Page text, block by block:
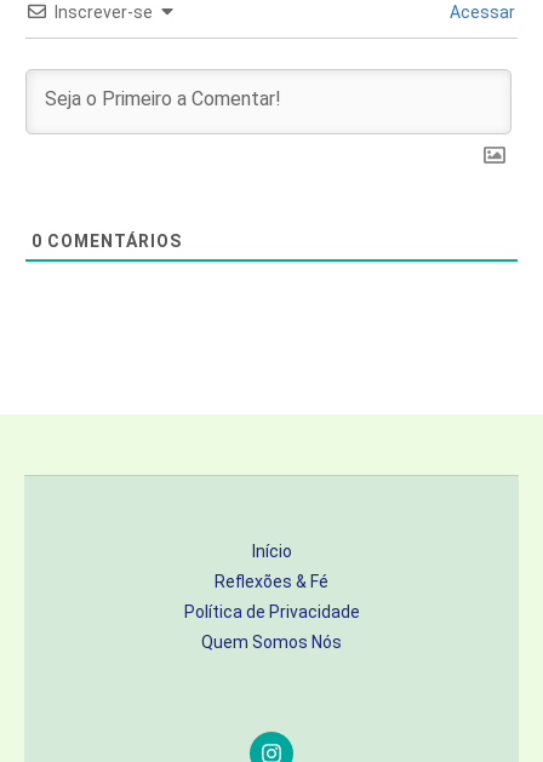
Inscrever-se Acessar
0 COMENTÁRIOS
Início
Reflexões & Fé
Política de Privacidade
Quem Somos Nós